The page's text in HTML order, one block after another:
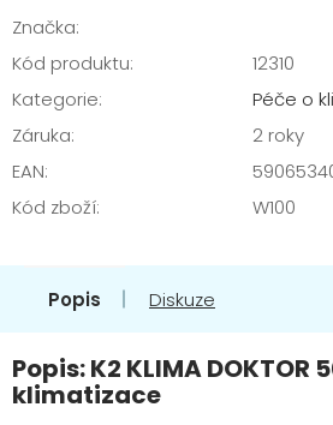
Značka:
Kód produktu:
12310
Kategorie:
Péče o
Záruka:
2 roky
EAN:
Kód zboží: W100
Popis Diskuze
Popis: K2 KLIMA
klimatizace